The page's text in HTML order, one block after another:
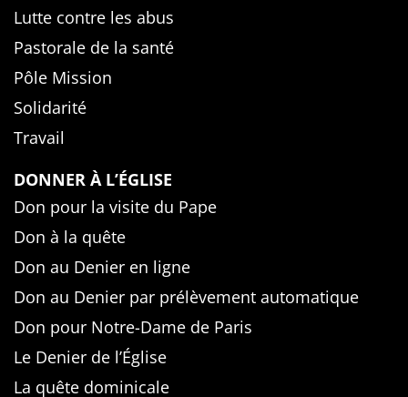
Lutte contre les abus
Pastorale de la santé
Pôle Mission
Solidarité
Travail
DONNER À L’ÉGLISE
Don pour la visite du Pape
Don à la quête
Don au Denier en ligne
Don au Denier par prélèvement automatique
Don pour Notre-Dame de Paris
Le Denier de l’Église
La quête dominicale